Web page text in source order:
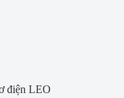
điện LEO